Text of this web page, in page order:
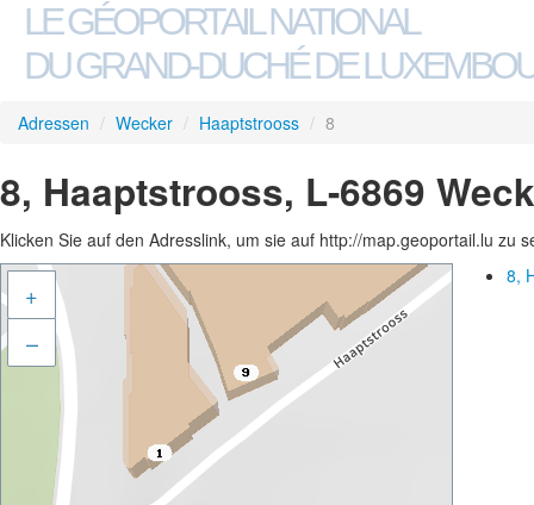
LE GÉOPORTAIL NATIONAL
DU GRAND-DUCHÉ DE
Adressen / Wecker / Haaptstrooss / 8
8, Haaptstrooss, L-6869
Klicken Sie auf den Adresslink, um sie auf http://map.geoportail.lu zu
+
–
8,